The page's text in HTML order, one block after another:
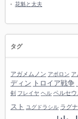
花魁と太夫
タグ
アガメムノン アポロン ア
ディン トロイア戦争
剣 フレイヤ ヘル ペルセウ
スト
ユグドラシル ラグ